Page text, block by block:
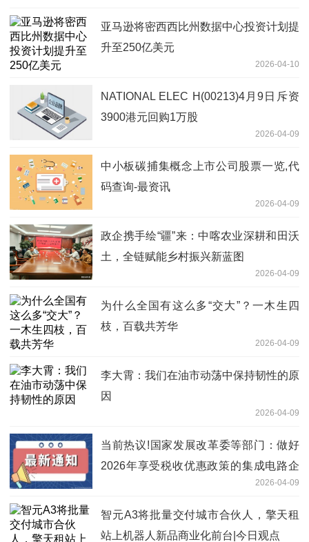
亚马逊将密西西比州数据中心投资计划提
升至250亿美元
2026-04-10
NATIONAL ELEC H(00213)4月9日斥资
3900港元回购1万股
2026-04-09
中小板碳捕集概念上市公司股票一览,代
码查询-最资讯
2026-04-09
政企携手绘“疆”来：中喀农业深耕和田沃
土，全链赋能乡村振兴新蓝图
2026-04-09
为什么全国有这么多“交大”？一木生四
枝，百载共芳华
2026-04-09
李大霄：我们在油市动荡中保持韧性的原
因
2026-04-09
当前热议!国家发展改革委等部门：做好
2026年享受税收优惠政策的集成电路企
业或项目、软件企业清单制定工作2026-04-09
智元A3将批量交付城市合伙人，擎天租
站上机器人新品商业化前台|今日观点